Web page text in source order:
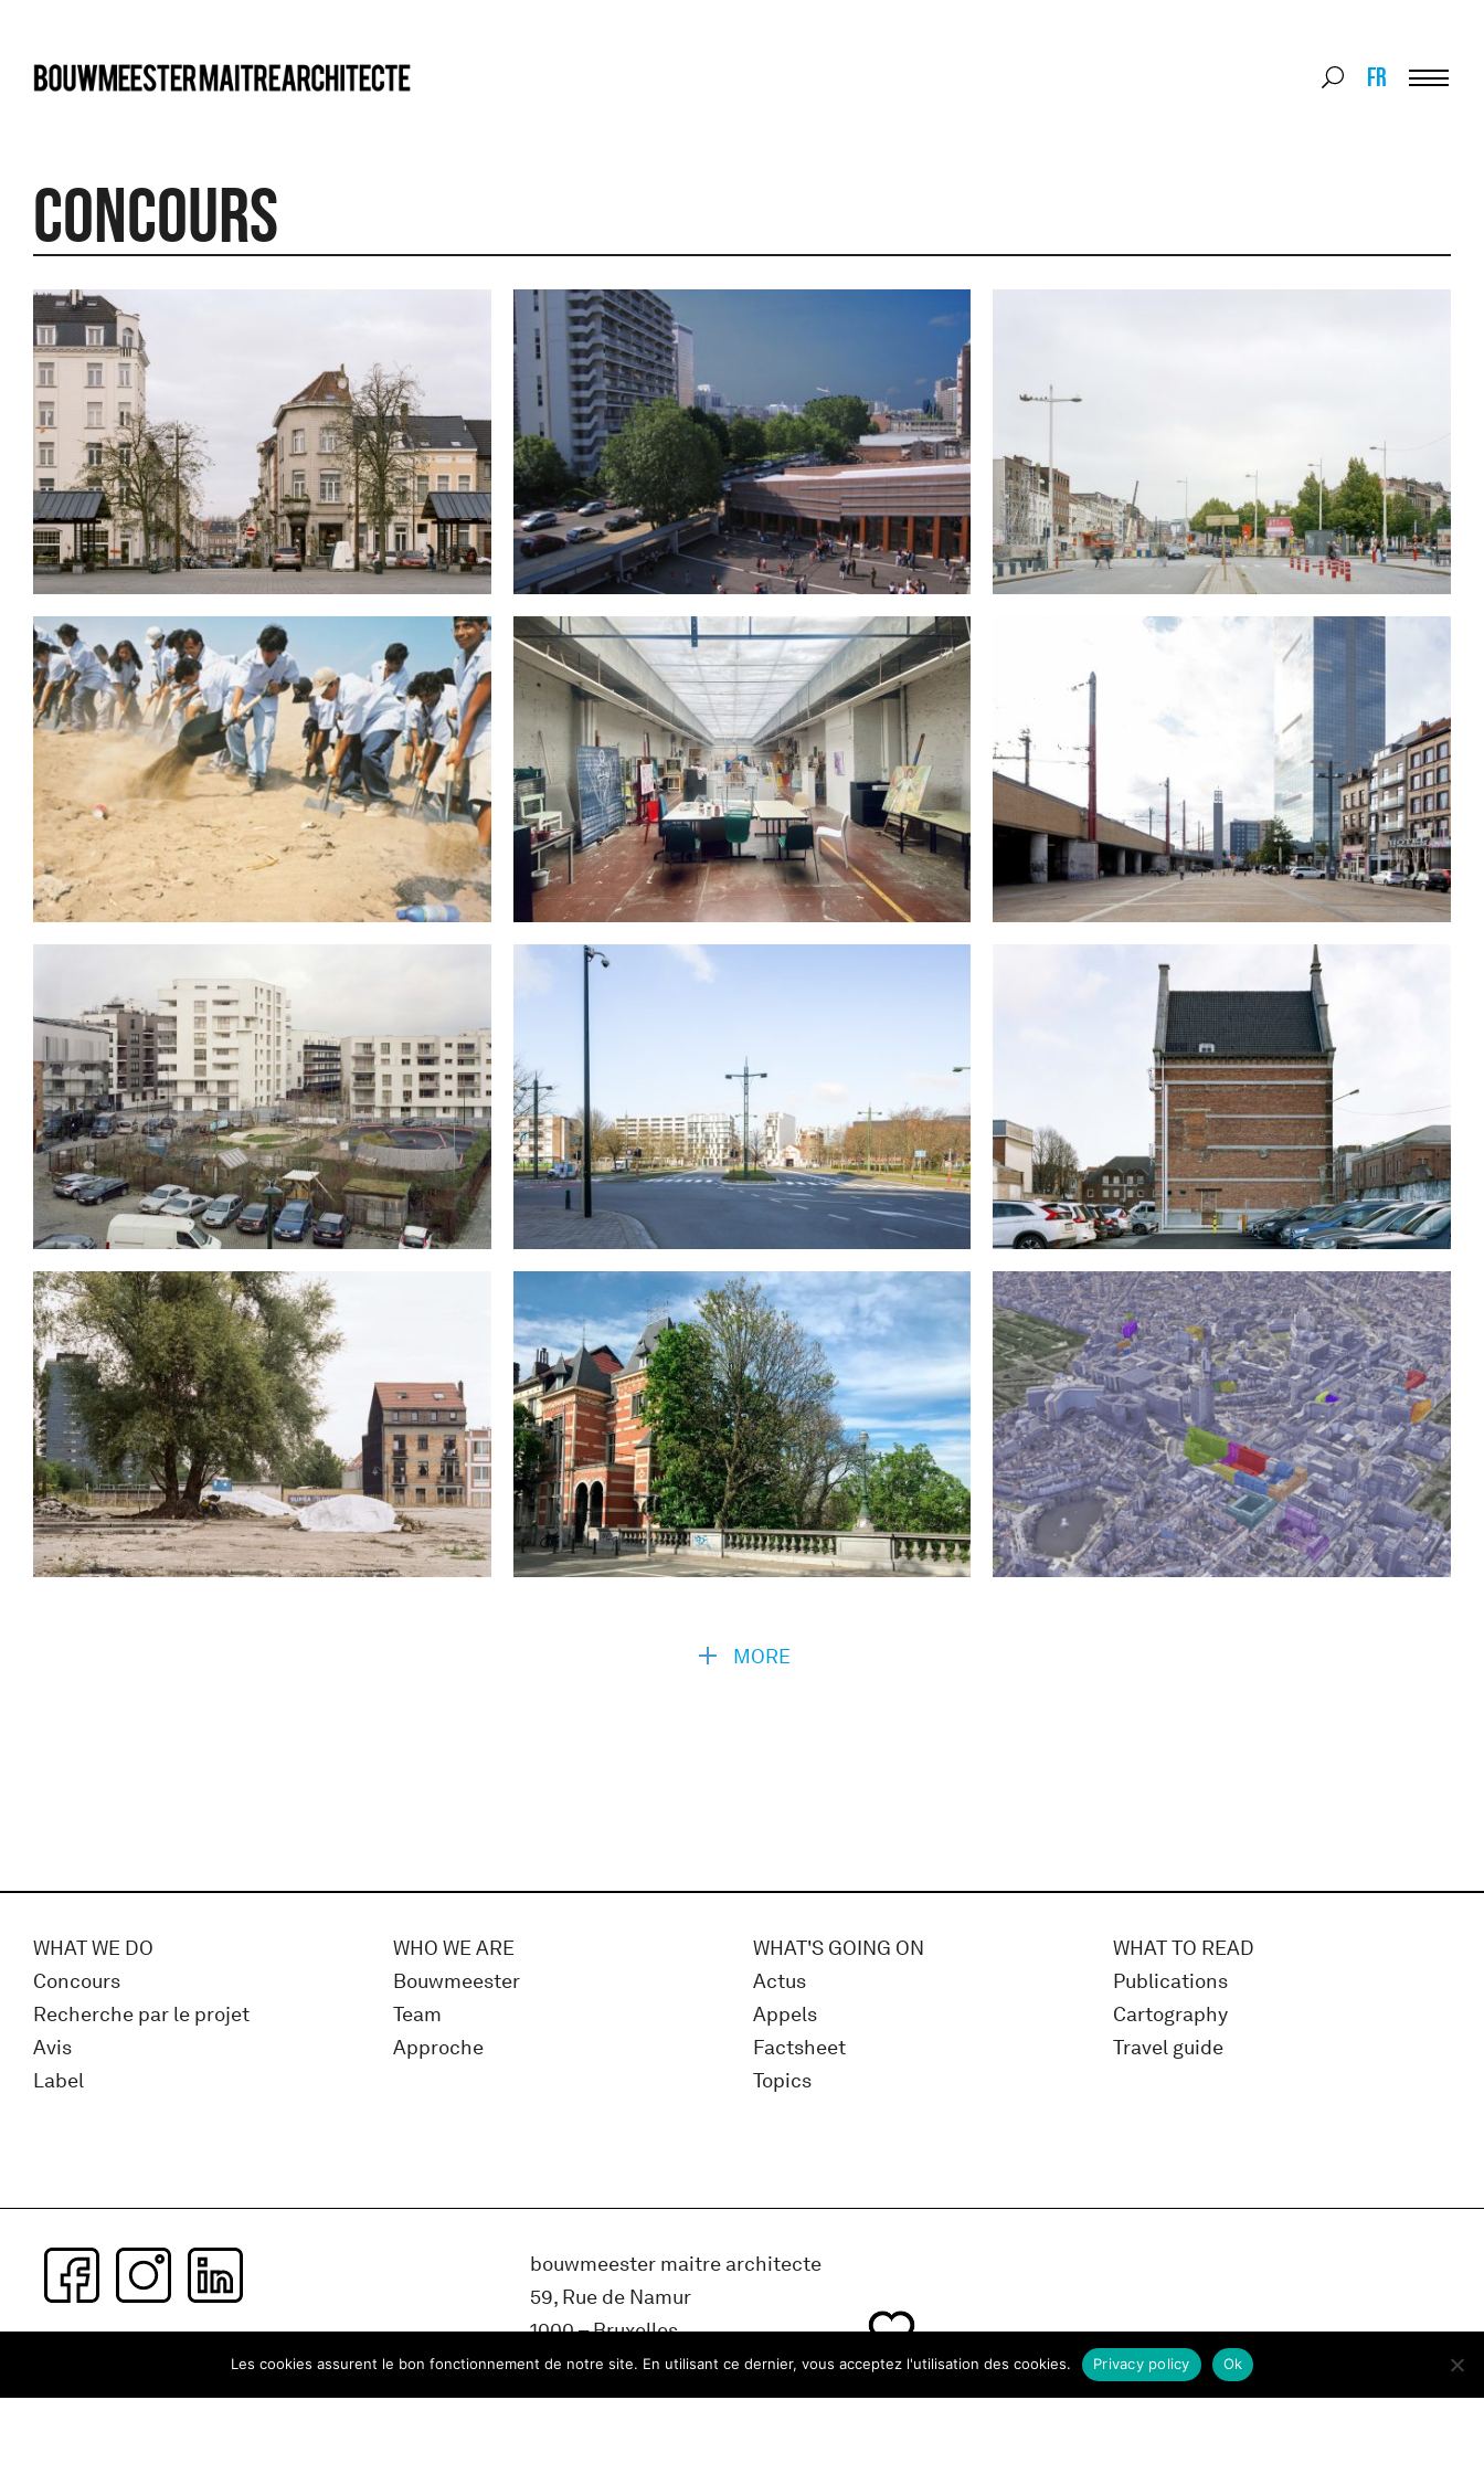
Search
Search
FR
Concours
MORE
WHAT WE DO
Concours
Recherche par le projet
Avis
Label
WHO WE ARE
Bouwmeester
Team
Approche
WHAT'S GOING ON
Actus
Appels
Factsheet
Topics
WHAT TO READ
Publications
Cartography
Travel guide
Subscribe to our newsletter
bouwmeester maitre architecte
59, Rue de Namur
1000 – Bruxelles
Belgique
Les cookies assurent le bon fonctionnement de notre site. En utilisant ce dernier, vous acceptez l'utilisation des cookies. Ok
Privacy policy